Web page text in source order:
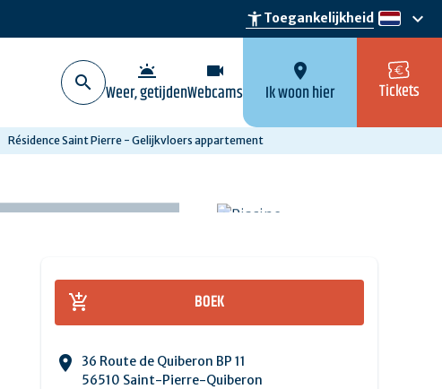
accessibility_newToegankelijkheid nl
keyboard_arrow_down
wb_twilight
Weer, getijden
videocam
Webcams
location_on
Ik woon hier Tickets
Résidence Saint Pierre - Gelijkvloers appartement
BOEK
36 Route de Quiberon BP 11
56510 Saint-Pierre-Quiberon